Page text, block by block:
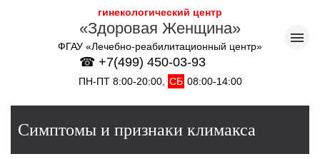
гинекологический центр
«Здоровая Женщина»
ФГАУ «Лечебно-реабилитационный центр»
☎ +7(499) 450-03-93
ПН-ПТ 8:00-20:00, СБ 08:00-14:00
Симптомы и признаки климакса